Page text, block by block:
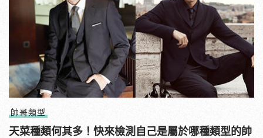
帥哥類型
天菜種類何其多！快來檢測自己是屬於哪種類型的帥